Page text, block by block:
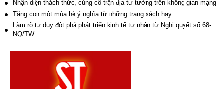
Nhận diện thách thức, củng cố trận địa tư tưởng trên không gian mạng
Tặng con một mùa hè ý nghĩa từ những trang sách hay
Làm rõ tư duy đột phá phát triển kinh tế tư nhân từ Nghị quyết số 68-
NQ/TW